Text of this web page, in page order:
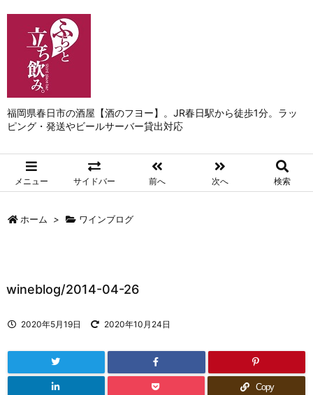
福岡県春日市の酒屋【酒のフヨー】。JR春日駅から徒歩1分。ラッ
ピング・発送やビールサーバー貸出対応
メニュー サイドバー 前へ 次へ 検索
ホーム > ワインブログ
wineblog/2014-04-26
2020年5月19日 2020年10月24日
Copy